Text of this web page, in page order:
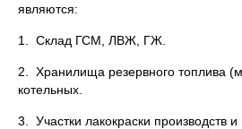
являются:
1. Склад ГСМ, ЛВЖ, ГЖ.
2. Хранилища резервного топлива
котельных.
3. Участки лакокраски производств и